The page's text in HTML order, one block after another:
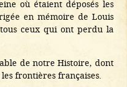
où étaient déposés les
en mémoire de Louis
ceux qui ont perdu la
de notre Histoire, dont
frontières françaises.